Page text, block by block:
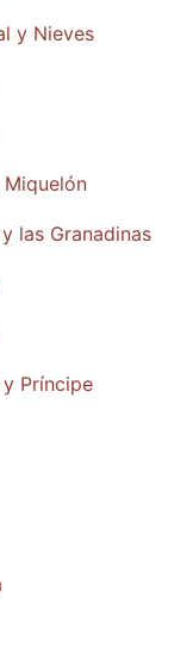
y Nieves
las Granadinas
Príncipe